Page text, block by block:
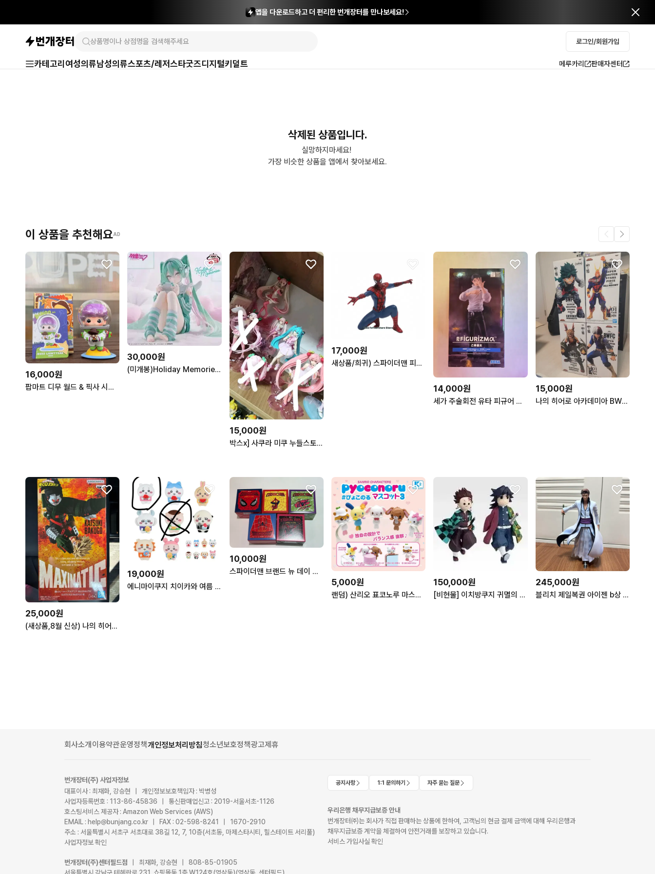
앱을 다운로드하고 더 편리한 번개장터를 만나보세요!
로그인/회원가입
카테고리 여성의류남성의류스포츠/레저스타굿즈디지털키덜트 메루카리 판매자센터
삭제된 상품입니다.
실망하지마세요!
가장 비슷한 상품을 앱에서 찾아보세요.
이 상품을 추천해요AD
16,000원
팝마트 디무 월드 & 픽사 시리즈 피규어
30,000원
(미개봉)Holiday Memories 피규어 하츠네 미쿠
15,000원
박스x] 사쿠라 미쿠 누들스토퍼, 피규어
17,000원
새상품/희귀) 스파이더맨 피규어 3가지버전
14,000원
세가 주술회전 유타 피규어 미개봉 팝니다
15,000원
나의 히어로 아카데미아 BWFC 피규어 4종 세트
25,000원
(새상품,8월 신상) 나의 히어로 아카데미아 바쿠고 피규어 맥시매틱
19,000원
에니마이쿠지 치이카와 여름 쿠지 치이카와 쿠리만쥬 누이
10,000원
스파이더맨 브랜드 뉴 데이 해피밀 5종 세트
5,000원
랜덤) 산리오 표코노루 마스코트 3탄
150,000원
[비현물] 이치방쿠지 귀멸의 칼날 기유의 상상 테치테치 D상 피규어
245,000원
블리치 제일복권 아이젠 b상 (최저가)
회사소개 이용약관운영정책개인정보처리방침청소년보호정책광고제휴
번개장터(주) 사업자정보
대표이사 : 최재화, 강승현 | 개인정보보호책임자 : 박병성
사업자등록번호 : 113-86-45836 | 통신판매업신고 : 2019-서울서초-1126
호스팅서비스 제공자 : Amazon Web Services (AWS)
EMAIL : help@bunjang.co.kr | FAX : 02-598-8241 | 1670-2910
주소 : 서울특별시 서초구 서초대로 38길 12, 7, 10층(서초동, 마제스타시티, 힐스테이트 서리풀)
사업자정보 확인
번개장터(주)센터필드점
| 최재화, 강승현 | 808-85-01905
공지사항 1:1 문의하기 자주 묻는 질문
우리은행 채무지급보증 안내
번개장터㈜는 회사가 직접 판매하는 상품에 한하여, 고객님의 현금 결제 금액에 대해 우리은행과
채무지급보증 계약을 체결하여 안전거래를 보장하고 있습니다.
서비스 가입사실 확인